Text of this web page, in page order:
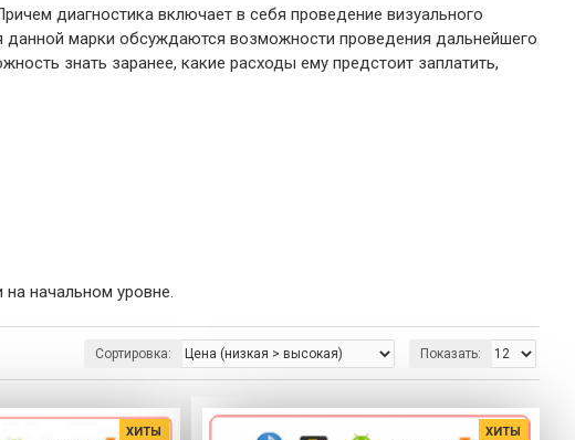
диагностика включает в себя проведение визуального
марки обсуждаются возможности проведения дальнейшего
знать заранее, какие расходы ему предстоит заплатить,
начальном уровне.
Сортировка: Показать:
ХИТЫ ХИТЫ